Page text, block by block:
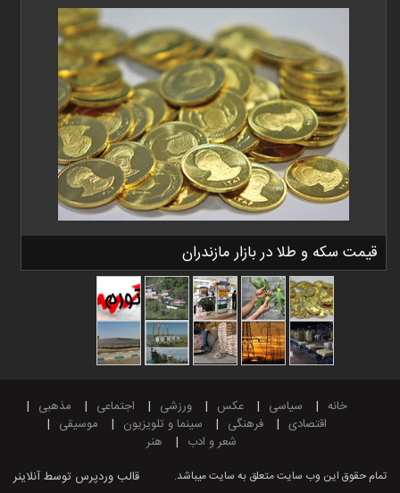
قیمت سکه و طلا در بازار مازندران
خانه سیاسی عکس ورزشی اجتماعی
مذهبی
اقتصادی
فرهنگی سینما و تلویزیون
موسیقی
شعر و ادب
هنر
قالب وردپرس توسط آنلاینر تمام حقوق این وب سایت متعلق به سایت میباشد.